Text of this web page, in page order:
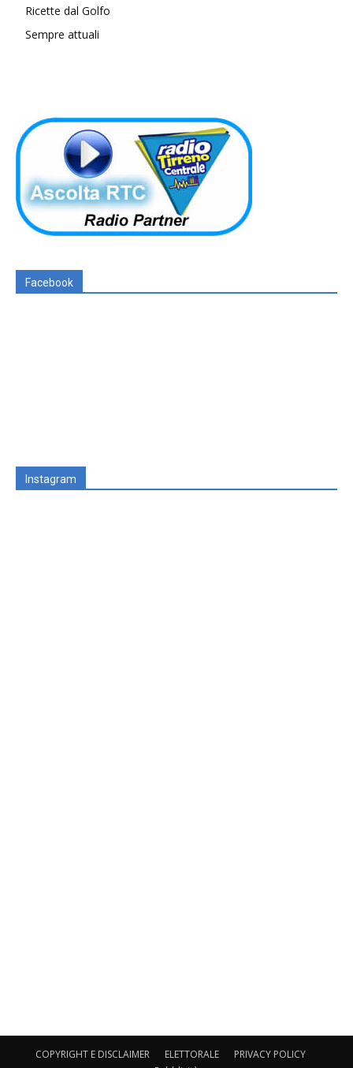
Ricette dal Golfo
Sempre attuali
Facebook
Instagram
COPYRIGHT E DISCLAIMER ELETTORALE
PRIVACY POLICY